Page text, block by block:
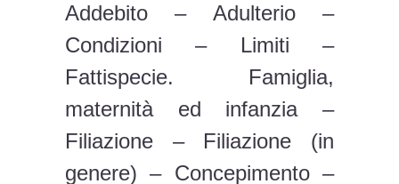
Addebito – Adulterio –
Condizioni – Limiti –
Fattispecie. Famiglia,
maternità ed infanzia –
Filiazione – Filiazione (in
genere) – Concepimento –